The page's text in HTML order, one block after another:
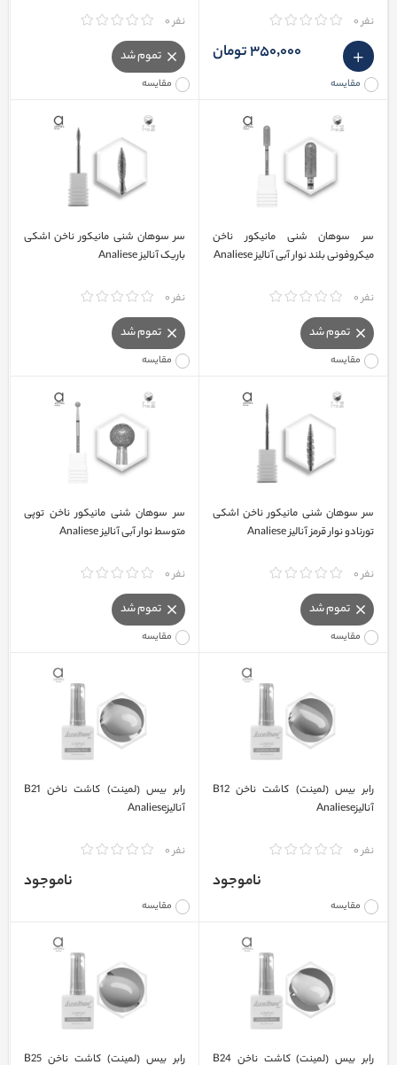
نفر 0
مقایسه
350٬000 تومان
نفر 0
مقایسه
تموم شد
سر سوهان شنی مانيکور ناخن
میکروفونی بلند نوار آبی آنالیز Analiese
نفر 0
مقایسه
تموم شد
سر سوهان شنی مانیکور ناخن اشکی
باریک آنالیز Analiese
نفر 0
مقایسه
تموم شد
سر سوهان شنی مانیکور ناخن اشکی
تورنادو نوار قرمز آنالیز Analiese
نفر 0
مقایسه
تموم شد
سر سوهان شنی مانیکور ناخن توپی
متوسط نوار آبی آنالیز Analiese
نفر 0
مقایسه
تموم شد
رابر بیس (لمینت) کاشت ناخن B12
آنالیزAnaliese
نفر 0
مقایسه
ناموجود
رابر بیس (لمینت) کاشت ناخن B21
آنالیزAnaliese
نفر 0
مقایسه
ناموجود
رابر بیس (لمینت) کاشت ناخن B24 رابر بیس (لمینت) کاشت ناخن B25